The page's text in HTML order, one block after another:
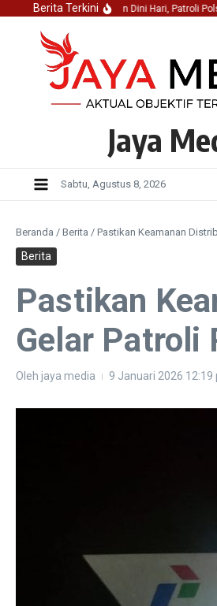
Lewati ke konten
Berita Terkini
Pemukiman Dini Hari, Patroli Polsek
Jaya
Sabtu, Agustus 8, 2026
Beranda / Berita / Pastikan Keamanan
Berita
Pastikan
Gelar Patroli
Oleh jaya media 9 Januari 2026 12:19